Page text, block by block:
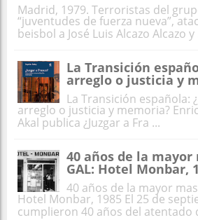
Madrid, 1979. Terroristas del
“juventudes de fuerza nueva”,
beisbol a José Luis Alcazo Alcazo y
La Transición
arreglo o justicia y
La Transición española:
arreglo o justicia y memoria?
Akal publica ¿Juzgar a Fra ...
40 años de la mayor
GAL: Hotel Monbar,
40 años de la mayor
Hotel Monbar, 1985 El 25 de
cumplieron 40 años del atentado